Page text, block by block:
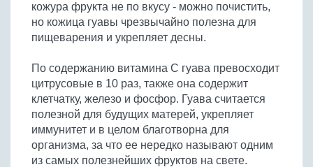
Крупы
кожура фрукта не по вкусу - можно почистить,
но кожица гуавы чрезвычайно полезна для
пищеварения и укрепляет десны.
По содержанию витамина С гуава превосходит
цитрусовые в 10 раз, также она содержит
клетчатку, железо и фосфор. Гуава считается
полезной для будущих матерей, укрепляет
иммунитет и в целом благотворна для
организма, за что ее нередко называют одним
из самых полезнейших фруктов на свете.